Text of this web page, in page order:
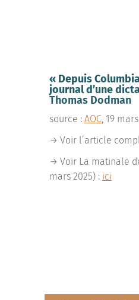
« Depuis
journal d’une
Thomas Dodman
source : AOC, 19
→ Voir l’article
→ Voir La matinale
mars 2025) : ici